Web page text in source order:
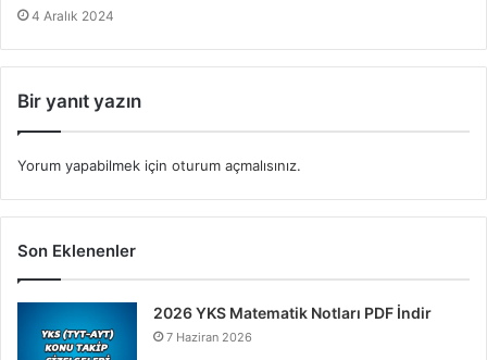
4 Aralık 2024
Bir yanıt yazın
Yorum yapabilmek için oturum açmalısınız.
Son Eklenenler
2026 YKS Matematik Notları PDF İndir
7 Haziran 2026